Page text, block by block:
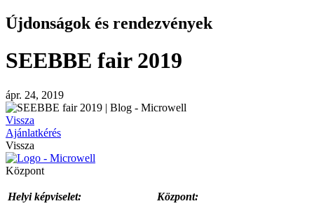
Újdonságok és rendezvények
SEEBBE fair 2019
ápr. 24, 2019
Vissza
Ajánlatkérés
Vissza
Központ
Helyi képviselet: Központ: